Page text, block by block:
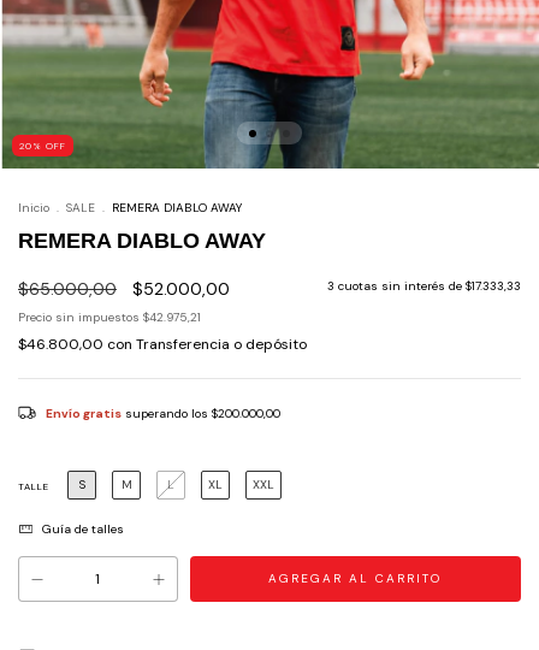
20 % OFF
Inicio . SALE . REMERA DIABLO AWAY
REMERA DIABLO AWAY
$65.000,00 $52.000,00 3 cuotas sin interés de $17.333,33
Precio sin impuestos $42.975,21
$46.800,00 con Transferencia o depósito
Envío gratis superando los $200.000,00
TALLE S M L XL XXL
Guía de talles